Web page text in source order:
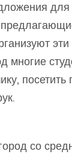
для
многие
со